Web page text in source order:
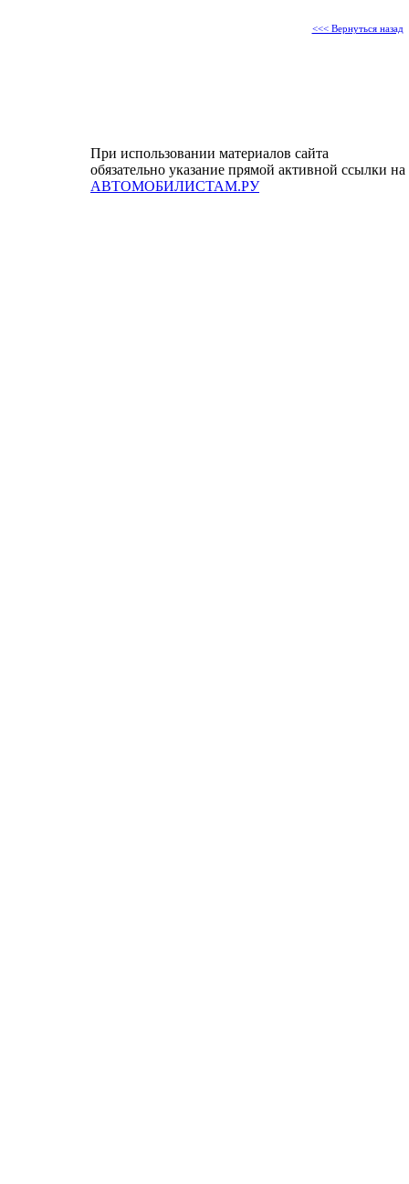
<<< Вернуться назад
При использовании материалов сайта
обязательно указание прямой активной ссылки на
АВТОМОБИЛИСТАМ.РУ